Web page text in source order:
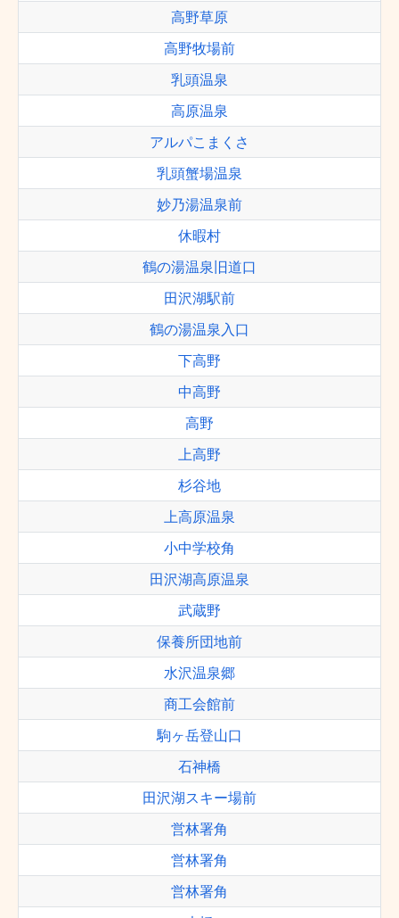
高野草原
高野牧場前
乳頭温泉
高原温泉
アルパこまくさ
乳頭蟹場温泉
妙乃湯温泉前
休暇村
鶴の湯温泉旧道口
田沢湖駅前
鶴の湯温泉入口
下高野
中高野
高野
上高野
杉谷地
上高原温泉
小中学校角
田沢湖高原温泉
武蔵野
保養所団地前
水沢温泉郷
商工会館前
駒ヶ岳登山口
石神橋
田沢湖スキー場前
営林署角
営林署角
営林署角